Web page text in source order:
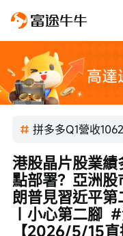
拼多多Q1營收
港股晶片股業
點部署？亞洲
朗普見習近平
｜小心第二腳
【2026/5/15